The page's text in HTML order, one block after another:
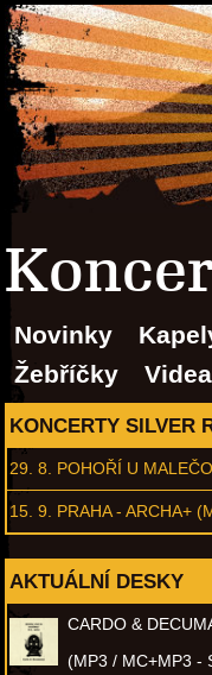
Novinky
Žebříčky
Videa
KONCERTY SILVER
29. 8. POHOŘÍ U
15. 9. PRAHA - ARCHA+
AKTUÁLNÍ DESKY
CARDO &
(MP3 / MC+MP3 -